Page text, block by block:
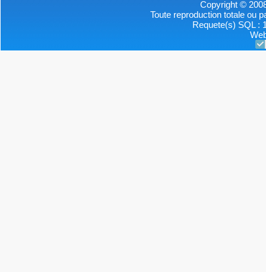
Copyright ©
Toute reproduction totale ou
Requete(s) SQL :